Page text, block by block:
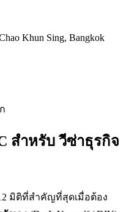
Khun Sing, Bangkok
สำหรับวีซ่าธุรกิจ
มิติที่สำคัญที่สุดเมื่อต้อง